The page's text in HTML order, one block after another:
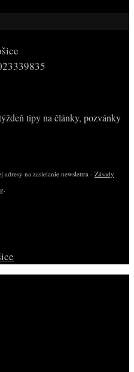
tipy na články, pozvánky
na zasielanie newslettra - Zásady
.